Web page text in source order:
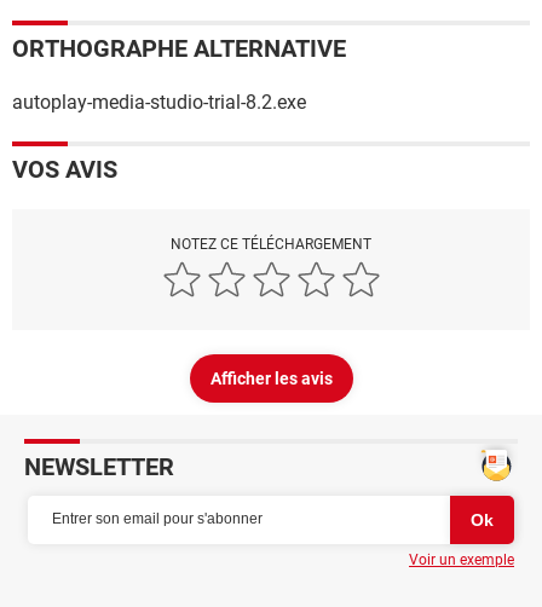
ORTHOGRAPHE ALTERNATIVE
autoplay-media-studio-trial-8.2.exe
VOS AVIS
NOTEZ CE TÉLÉCHARGEMENT
Afficher les avis
NEWSLETTER
Voir un exemple